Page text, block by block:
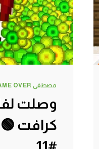
مصطفى GAME OVER
كرافت